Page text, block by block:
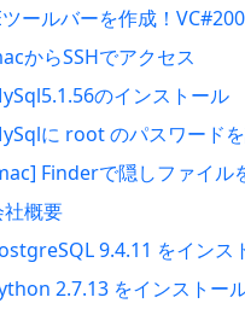
ールバーを作成！
からSSHでアクセス
のインストール
に root のパスワード
Finderで隠しファイル
社概要
9.4.11 をインス
2.7.13 をインストー